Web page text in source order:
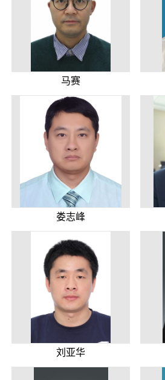
马赛
娄志峰
刘亚华